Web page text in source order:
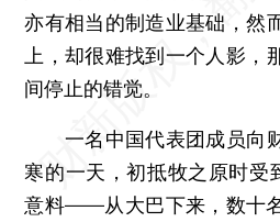
亦有相当的制造业基础，然
上，却很难找到一个人影，
间停止的错觉。
一名中国代表团成员向
寒的一天，初抵牧之原时受
意料——从大巴下来，数十